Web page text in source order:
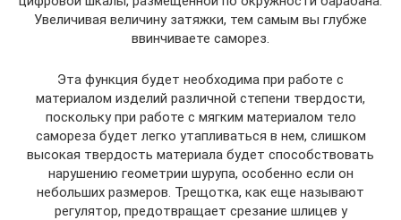
Увеличивая величину затяжки, тем самым вы глубже
ввинчиваете саморез.
Эта функция будет необходима при работе с
материалом изделий различной степени твердости,
поскольку при работе с мягким материалом тело
самореза будет легко утапливаться в нем, слишком
высокая твердость материала будет способствовать
нарушению геометрии шурупа, особенно если он
небольших размеров. Трещотка, как еще называют
регулятор, предотвращает срезание шлицев у